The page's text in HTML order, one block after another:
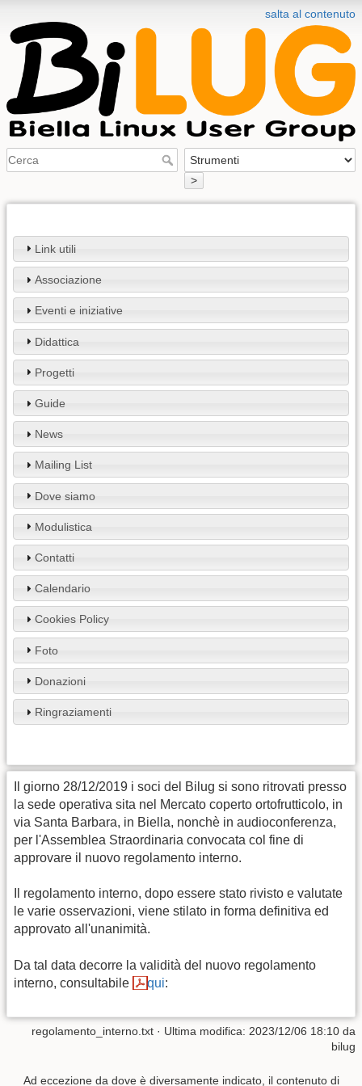
salta al contenuto
>
Link utili
Associazione
Eventi e iniziative
Didattica
Progetti
Guide
News
Mailing List
Dove siamo
Modulistica
Contatti
Calendario
Cookies Policy
Foto
Donazioni
Ringraziamenti
Il giorno 28/12/2019 i soci del Bilug si sono ritrovati presso
la sede operativa sita nel Mercato coperto ortofrutticolo, in
via Santa Barbara, in Biella, nonchè in audioconferenza,
per l'Assemblea Straordinaria convocata col fine di
approvare il nuovo regolamento interno.
Il regolamento interno, dopo essere stato rivisto e valutate
le varie osservazioni, viene stilato in forma definitiva ed
approvato all'unanimità.
Da tal data decorre la validità del nuovo regolamento
interno, consultabile
qui:
regolamento_interno.txt · Ultima modifica: 2023/12/06 18:10 da
bilug
Ad eccezione da dove è diversamente indicato, il contenuto di